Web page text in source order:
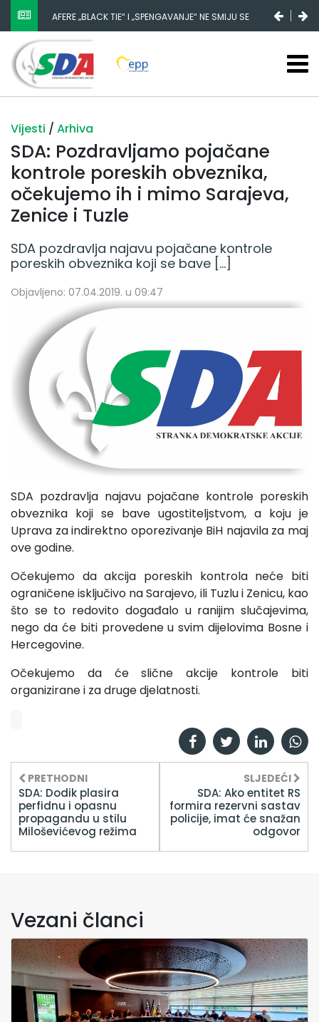
AFERE „BLACK TIE“ I „SPENGAVANJE“ NE SMIJU SE
ZATAŠKATI
Vijesti / Arhiva
SDA: Pozdravljamo pojačane
kontrole poreskih obveznika,
očekujemo ih i mimo Sarajeva,
Zenice i Tuzle
SDA pozdravlja najavu pojačane kontrole
poreskih obveznika koji se bave […]
Objavljeno: 07.04.2019. u 09:47
SDA pozdravlja najavu pojačane kontrole poreskih
obveznika koji se bave ugostiteljstvom, a koju je
Uprava za indirektno oporezivanje BiH najavila za maj
ove godine.
Očekujemo da akcija poreskih kontrola neće biti
ograničene isključivo na Sarajevo, ili Tuzlu i Zenicu, kao
što se to redovito događalo u ranijim slučajevima,
nego da će biti provedene u svim dijelovima Bosne i
Hercegovine.
Očekujemo da će slične akcije kontrole biti
organizirane i za druge djelatnosti.
PRETHODNI
SDA: Dodik plasira
perfidnu i opasnu
propagandu u stilu
Miloševićevog režima
SLJEDEĆI
SDA: Ako entitet RS
formira rezervni sastav
policije, imat će snažan
odgovor
Vezani članci